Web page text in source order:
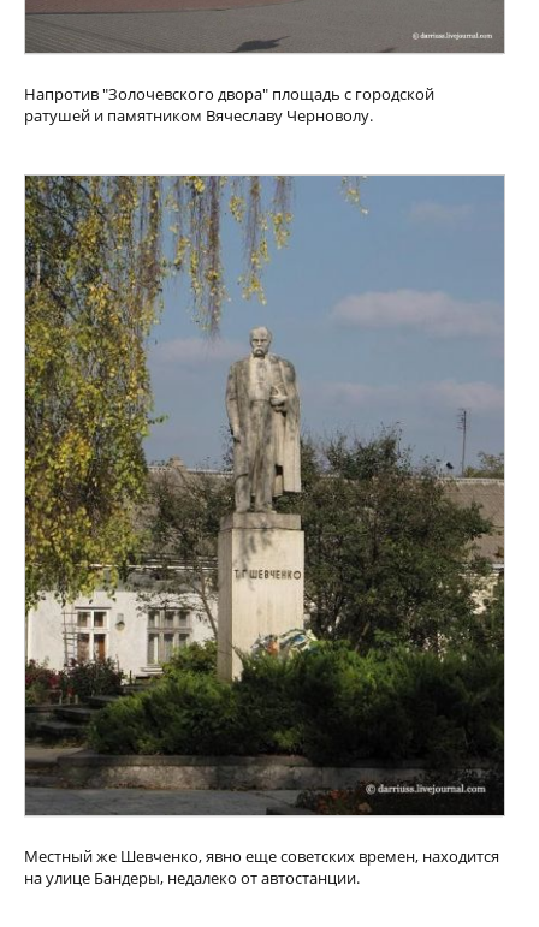
Напротив "Золочевского двора" площадь с городской
ратушей и памятником Вячеславу Черноволу.
Местный же Шевченко, явно еще советских времен, находится
на улице Бандеры, недалеко от автостанции.